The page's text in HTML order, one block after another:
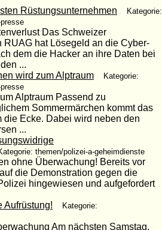
Rüstungsunternehmen
Kategorie:
Das Schweizer
RUAG hat Lösegeld an die Cyber-
dem die Hacker an ihre Daten bei
...
wird zum Alptraum
Kategorie:
Alptraum Passend zu
Sommermärchen kommt das
die Ecke. Dabei wird neben den
...
themen/polizei-a-geheimdienste
ohne Überwachung! Bereits vor
die Demonstration gegen die
hingewiesen und aufgefordert
Aufrüstung!
Kategorie:
Am nächsten Samstag,